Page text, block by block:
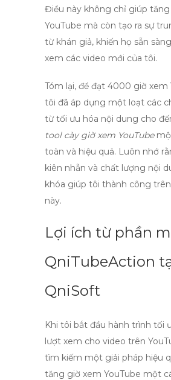
Điều này không chỉ giúp tăng
YouTube mà còn tạo ra sự
từ khán giả, khiến họ sẵn
xem các video mới của tôi.
Tóm lại, để đạt 4000 giờ xem
tôi đã áp dụng một loạt các
từ tối ưu hóa nội dung cho
tool cày giờ xem YouTube
toàn và hiệu quả. Luôn nhớ
kiên nhẫn và chất lượng nội
khóa giúp tôi thành công
này.
Lợi ích từ phần
QniTubeAction
QniSoft
Khi tôi bắt đầu hành trình tối
lượt xem cho video trên
tìm kiếm một giải pháp hiệu
tăng giờ xem YouTube một